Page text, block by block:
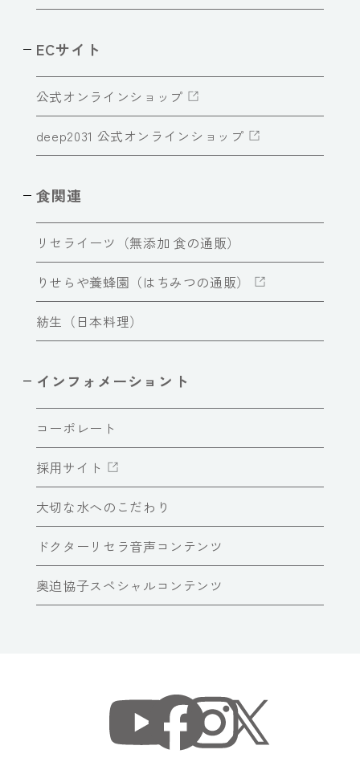
ECサイト
公式オンラインショップ
deep2031 公式オンラインショップ
食関連
リセライーツ（無添加 食の通販）
りせらや養蜂園（はちみつの通販）
紡生（日本料理）
インフォメーショント
コーポレート
採用サイト
大切な水へのこだわり
ドクターリセラ音声コンテンツ
奥迫協子スペシャルコンテンツ